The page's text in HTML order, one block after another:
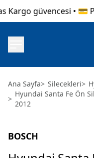
güvencesi • 💳
Ana Sayfa> Silecekleri>
>
Hyundai Santa Fe Ön
2012
BOSCH